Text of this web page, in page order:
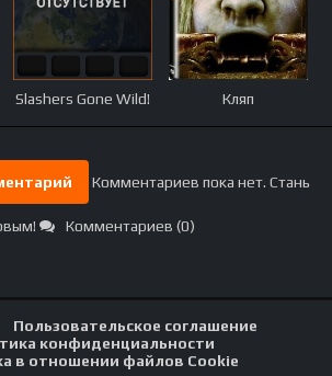
Slashers Gone Wild! Кляп
Комментариев пока нет. Стань
Комментариев (0)
Пользовательское соглашение
конфиденциальности
в отношении файлов Cookie